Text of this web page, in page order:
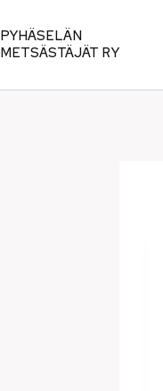
PYHÄSELÄN
METSÄSTÄJÄT RY